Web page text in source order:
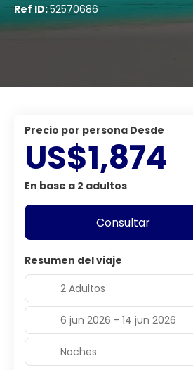
Ref ID:52570686
precio por persona Desde
US$1,874
En base a 2 adultos
Consultar
Resumen del viaje
2 Adultos
6 jun 2026 - 14 jun 2026
Noches